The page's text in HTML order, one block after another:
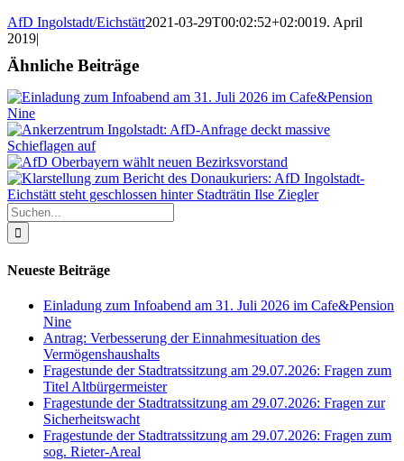
AfD Ingolstadt/Eichstätt2021-03-29T00:02:52+02:0019. April
2019|
Ähnliche Beiträge
Suche
nach:
Neueste Beiträge
Einladung zum Infoabend am 31. Juli 2026 im Cafe&Pension
Nine
Antrag: Verbesserung der Einnahmesituation des
Vermögenshaushalts
Fragestunde der Stadtratssitzung am 29.07.2026: Fragen zum
Titel Altbürgermeister
Fragestunde der Stadtratssitzung am 29.07.2026: Fragen zur
Sicherheitswacht
Fragestunde der Stadtratssitzung am 29.07.2026: Fragen zum
sog. Rieter-Areal